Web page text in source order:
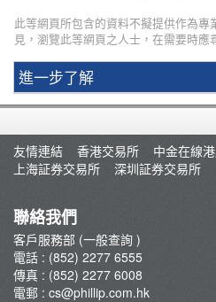
此等網頁所包含的資料不擬提供作為
見，瀏覽此等網頁之人士，在需要時應
進一步了解
輝立簡介
分行資料
招聘人才
輝立保險/股票/期貨100%回佣計劃
新聞稿
友情連結
香港交易所 中金在線
上海証券交易所
深圳証券交易所
聯絡我們
客戶服務部 (一般查詢 )
電話 : (852) 2277 6555
傳真 : (852) 2277 6008
電郵 : cs@phillip.com.hk